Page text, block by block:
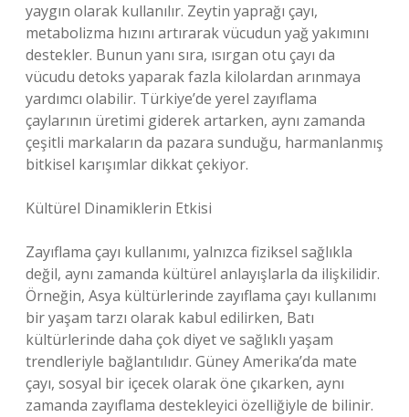
yaygın olarak kullanılır. Zeytin yaprağı çayı,
metabolizma hızını artırarak vücudun yağ yakımını
destekler. Bunun yanı sıra, ısırgan otu çayı da
vücudu detoks yaparak fazla kilolardan arınmaya
yardımcı olabilir. Türkiye’de yerel zayıflama
çaylarının üretimi giderek artarken, aynı zamanda
çeşitli markaların da pazara sunduğu, harmanlanmış
bitkisel karışımlar dikkat çekiyor.
Kültürel Dinamiklerin Etkisi
Zayıflama çayı kullanımı, yalnızca fiziksel sağlıkla
değil, aynı zamanda kültürel anlayışlarla da ilişkilidir.
Örneğin, Asya kültürlerinde zayıflama çayı kullanımı
bir yaşam tarzı olarak kabul edilirken, Batı
kültürlerinde daha çok diyet ve sağlıklı yaşam
trendleriyle bağlantılıdır. Güney Amerika’da mate
çayı, sosyal bir içecek olarak öne çıkarken, aynı
zamanda zayıflama destekleyici özelliğiyle de bilinir.